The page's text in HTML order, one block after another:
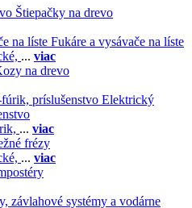
Štiepačky na drevo
Fukáre a vysávače na líste
... viac
na drevo
Elektrický
... viac
frézy
... viac